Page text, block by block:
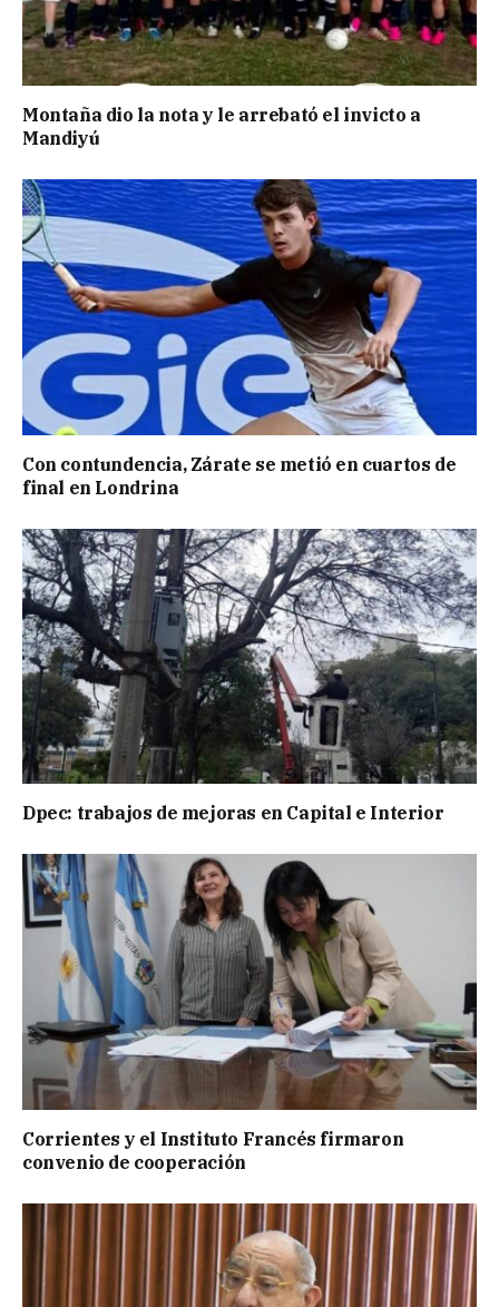
Montaña dio la nota y le arrebató el invicto a
Mandiyú
Con contundencia, Zárate se metió en cuartos de
final en Londrina
Dpec: trabajos de mejoras en Capital e Interior
Corrientes y el Instituto Francés firmaron
convenio de cooperación